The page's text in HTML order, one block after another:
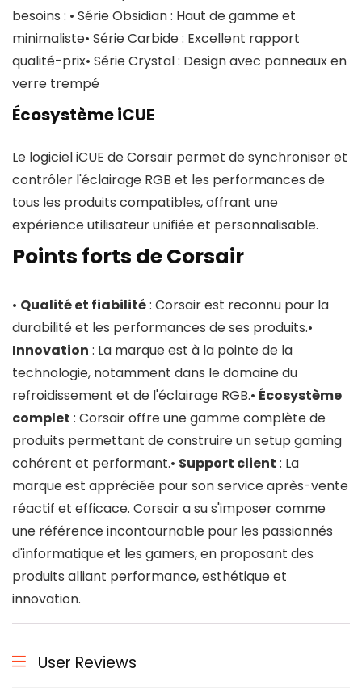
besoins : • Série Obsidian : Haut de gamme et
minimaliste• Série Carbide : Excellent rapport
qualité-prix• Série Crystal : Design avec panneaux en
verre trempé
Écosystème iCUE
Le logiciel iCUE de Corsair permet de synchroniser et
contrôler l'éclairage RGB et les performances de
tous les produits compatibles, offrant une
expérience utilisateur unifiée et personnalisable.
Points forts de Corsair
• Qualité et fiabilité: Corsair est reconnu pour la
durabilité et les performances de ses produits.•
Innovation : La marque est à la pointe de la
technologie, notamment dans le domaine du
refroidissement et de l'éclairage RGB.• Écosystème
complet : Corsair offre une gamme complète de
produits permettant de construire un setup gaming
cohérent et performant.• Support client : La
marque est appréciée pour son service après-vente
réactif et efficace. Corsair a su s'imposer comme
une référence incontournable pour les passionnés
d'informatique et les gamers, en proposant des
produits alliant performance, esthétique et
innovation.
User Reviews